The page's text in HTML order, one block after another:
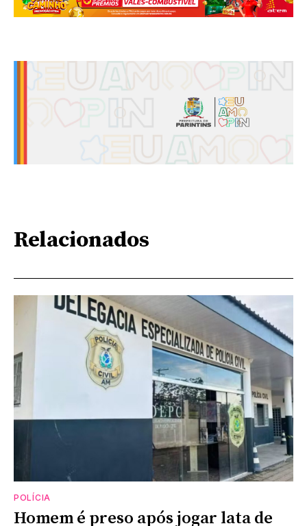
Relacionados
POLÍCIA
Homem é preso após jogar lata de